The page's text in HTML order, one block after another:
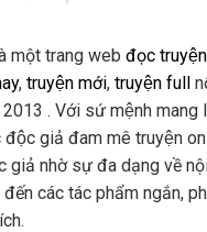
một trang web đọc
, truyện mới, truyện full
. Với sứ mệnh
độc giả đam mê truyện
giả nhờ sự đa dạng về
các tác phẩm ngắn,